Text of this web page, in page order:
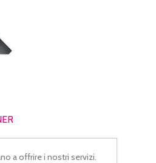
a offrire i nostri servizi.